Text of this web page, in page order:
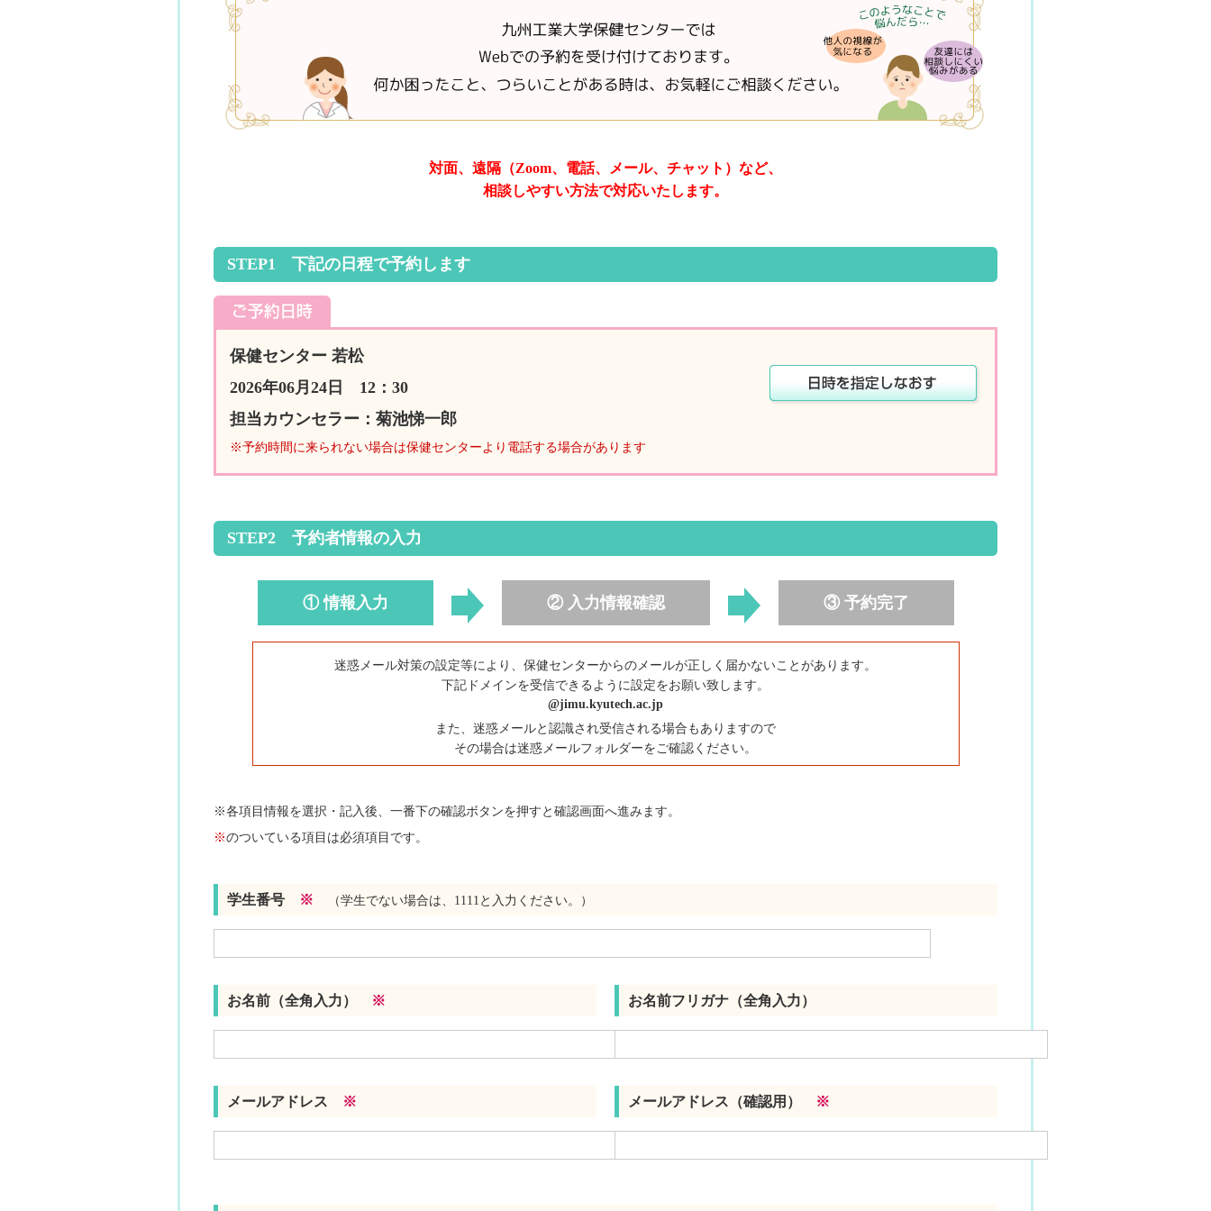
対面、遠隔（Zoom、電話、
メール、チャット）など、
相談しやすい方法で対応いたします。
STEP1 下記の日程で予約します
保健センター 若松
2026年06月24日 12：30
担当カウンセラー：菊池悌一郎
※予約時間に来られない場合は保健センターより電話する場合があります
STEP2 予約者情報の入力
① 情報入力 ② 入力情報確認 ③ 予約完了
迷惑メール対策の設定等により、保健センターからのメールが正しく届かないことがあります。
下記ドメインを受信できるように設定をお願い致します。
@jimu.kyutech.ac.jp
また、迷惑メールと認識され受信される場合もありますので
その場合は迷惑メールフォルダーをご確認ください。
※各項目情報を選択・記入後、一番下の確認ボタンを押すと確認画面へ進みます。
※のついている項目は必須項目です。
学生番号 ※ （学生でない場合は、1111と入力ください。）
お名前（全角入力） ※ お名前フリガナ（全角入力）
メールアドレス ※ メールアドレス（確認用） ※